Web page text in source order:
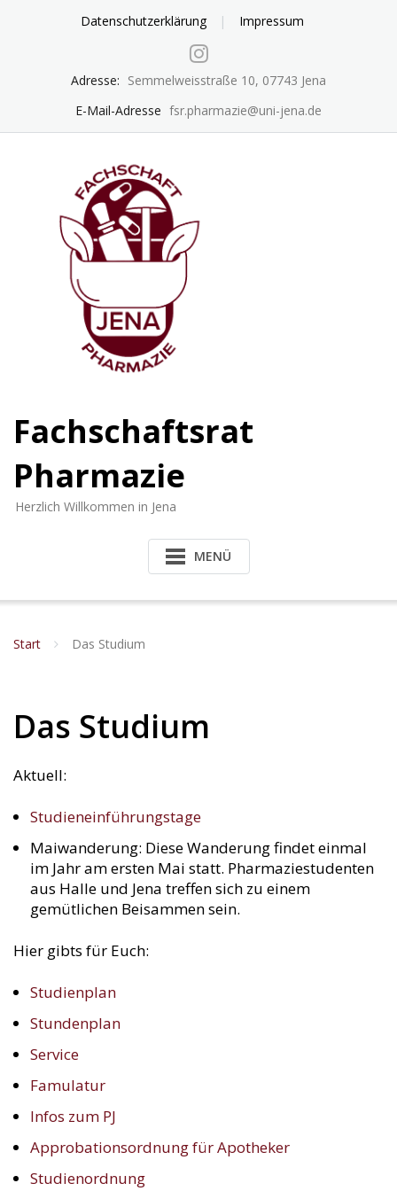
Datenschutzerklärung Impressum
Adresse: Semmelweisstraße 10, 07743 Jena
E-Mail-Adresse fsr.pharmazie@uni-jena.de
Fachschaftsrat
Pharmazie
Herzlich Willkommen in Jena
MENÜ
Start Das Studium
Das Studium
Aktuell:
Studieneinführungstage
Maiwanderung: Diese Wanderung findet einmal
im Jahr am ersten Mai statt. Pharmaziestudenten
aus Halle und Jena treffen sich zu einem
gemütlichen Beisammen sein.
Hier gibts für Euch:
Studienplan
Stundenplan
Service
Famulatur
Infos zum PJ
Approbationsordnung für Apotheker
Studienordnung